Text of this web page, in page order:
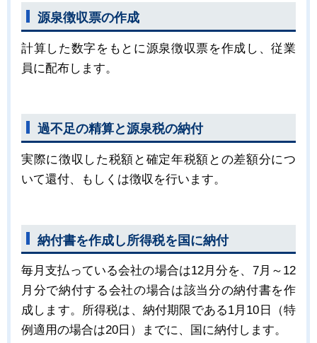
源泉徴収票の作成
計算した数字をもとに源泉徴収票を作成し、従業
員に配布します。
過不足の精算と源泉税の納付
実際に徴収した税額と確定年税額との差額分につ
いて還付、もしくは徴収を行います。
納付書を作成し所得税を国に納付
毎月支払っている会社の場合は12月分を、7月～12
月分で納付する会社の場合は該当分の納付書を作
成します。所得税は、納付期限である1月10日（特
例適用の場合は20日）までに、国に納付します。